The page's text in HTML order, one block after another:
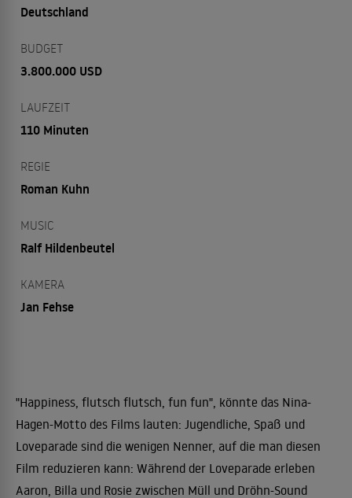
Deutschland
BUDGET
3.800.000 USD
LAUFZEIT
110 Minuten
REGIE
Roman Kuhn
MUSIC
Ralf Hildenbeutel
KAMERA
Jan Fehse
"Happiness, flutsch flutsch, fun fun", könnte das Nina-
Hagen-Motto des Films lauten: Jugendliche, Spaß und
Loveparade sind die wenigen Nenner, auf die man diesen
Film reduzieren kann: Während der Loveparade erleben
Aaron, Billa und Rosie zwischen Müll und Dröhn-Sound